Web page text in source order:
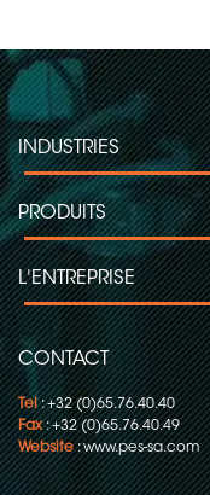
CONTACT
Tel: +32 (0)65.76.40.40
Fax: +32 (0)65.76.40.49
Website:www.pes-sa.com
INDUSTRIES
PRODUITS
L'ENTREPRISE